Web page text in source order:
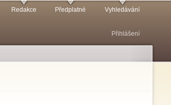
Redakce Předplatné Vyhledávání
Přihlášení